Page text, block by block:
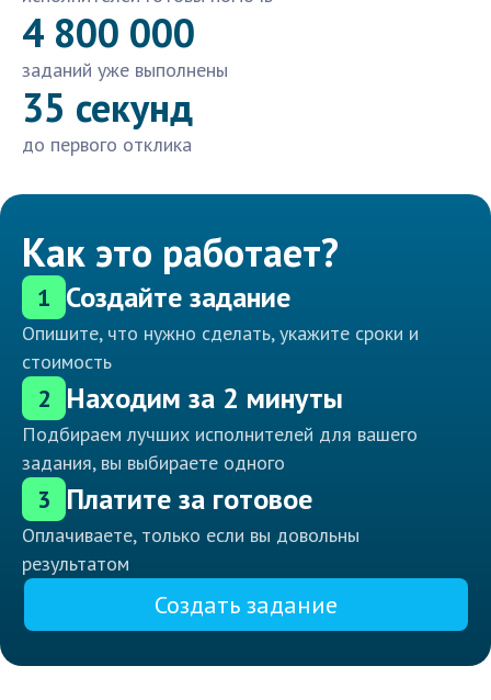
4 800 000
заданий уже выполнены
35 секунд
до первого отклика
Как это работает?
1 Создайте задание
Опишите, что нужно сделать, укажите сроки и
стоимость
2 Находим за 2 минуты
Подбираем лучших исполнителей для вашего
задания, вы выбираете одного
3 Платите за готовое
Оплачиваете, только если вы довольны
результатом
Создать задание